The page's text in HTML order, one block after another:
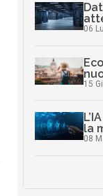
06
15
la
08